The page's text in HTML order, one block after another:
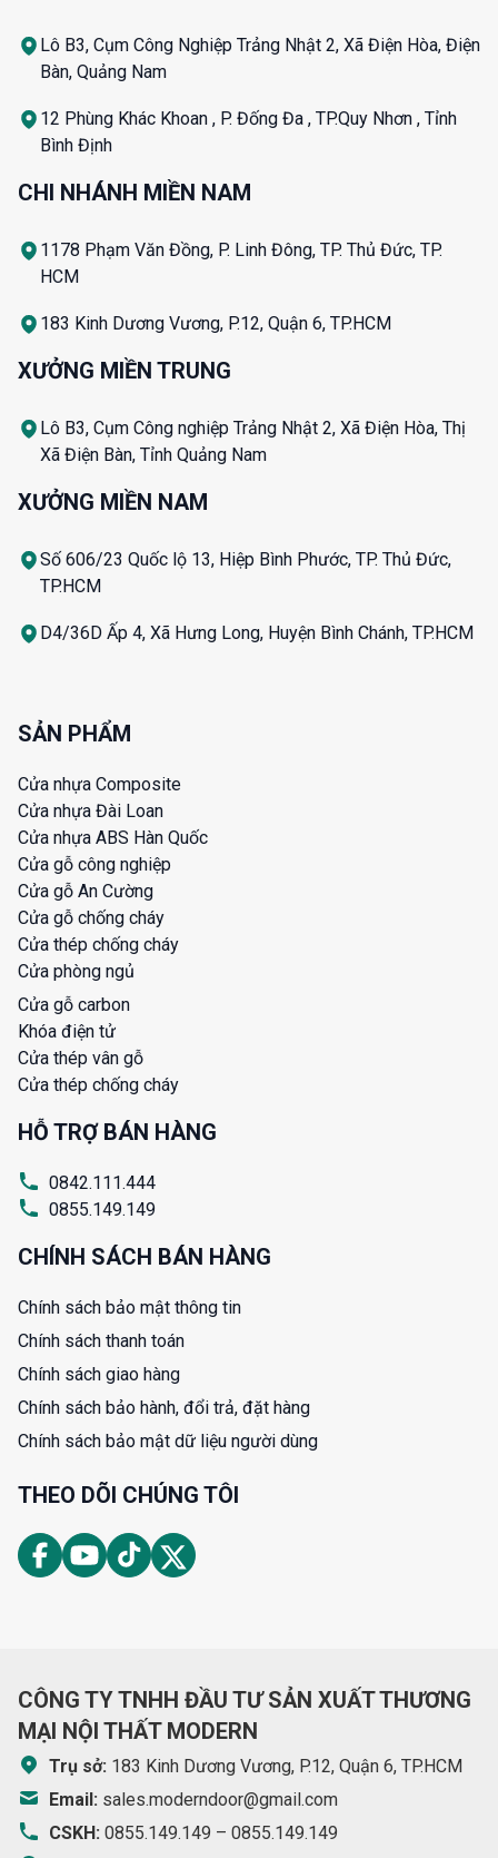
Lô B3, Cụm Công Nghiệp Trảng Nhật 2, Xã Điện Hòa, Điện
Bàn, Quảng Nam
12 Phùng Khác Khoan , P. Đống Đa , TP.Quy Nhơn , Tỉnh
Bình Định
CHI NHÁNH MIỀN NAM
1178 Phạm Văn Đồng, P. Linh Đông, TP. Thủ Đức, TP.
HCM
183 Kinh Dương Vương, P.12, Quận 6, TP.HCM
XƯỞNG MIỀN TRUNG
Lô B3, Cụm Công nghiệp Trảng Nhật 2, Xã Điện Hòa, Thị
Xã Điện Bàn, Tỉnh Quảng Nam
XƯỞNG MIỀN NAM
Số 606/23 Quốc lộ 13, Hiệp Bình Phước, TP. Thủ Đức,
TP.HCM
D4/36D Ấp 4, Xã Hưng Long, Huyện Bình Chánh, TP.HCM
SẢN PHẨM
Cửa nhựa Composite
Cửa nhựa Đài Loan
Cửa nhựa ABS Hàn Quốc
Cửa gỗ công nghiệp
Cửa gỗ An Cường
Cửa gỗ chống cháy
Cửa thép chống cháy
Cửa phòng ngủ
Cửa gỗ carbon
Khóa điện tử
Cửa thép vân gỗ
Cửa thép chống cháy
HỖ TRỢ BÁN HÀNG
0842.111.444
0855.149.149
CHÍNH SÁCH BÁN HÀNG
Chính sách bảo mật thông tin
Chính sách thanh toán
Chính sách giao hàng
Chính sách bảo hành, đổi trả, đặt hàng
Chính sách bảo mật dữ liệu người dùng
THEO DÕI CHÚNG TÔI
CÔNG TY TNHH ĐẦU TƯ SẢN XUẤT THƯƠNG
MẠI NỘI THẤT MODERN
Trụ sở: 183 Kinh Dương Vương, P.12, Quận 6, TP.HCM
Email: sales.moderndoor@gmail.com
CSKH: 0855.149.149 – 0855.149.149